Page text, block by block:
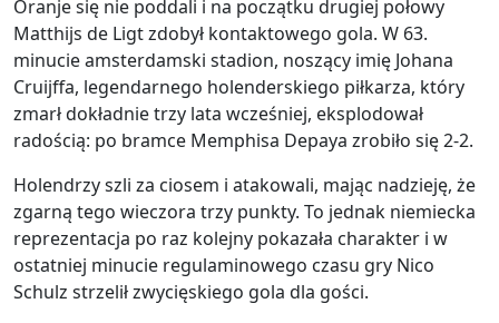
Oranje się nie poddali i na początku drugiej połowy
Matthijs de Ligt zdobył kontaktowego gola. W 63.
minucie amsterdamski stadion, noszący imię Johana
Cruijffa, legendarnego holenderskiego piłkarza, który
zmarł dokładnie trzy lata wcześniej, eksplodował
radością: po bramce Memphisa Depaya zrobiło się 2-2.
Holendrzy szli za ciosem i atakowali, mając nadzieję, że
zgarną tego wieczora trzy punkty. To jednak niemiecka
reprezentacja po raz kolejny pokazała charakter i w
ostatniej minucie regulaminowego czasu gry Nico
Schulz strzelił zwycięskiego gola dla gości.